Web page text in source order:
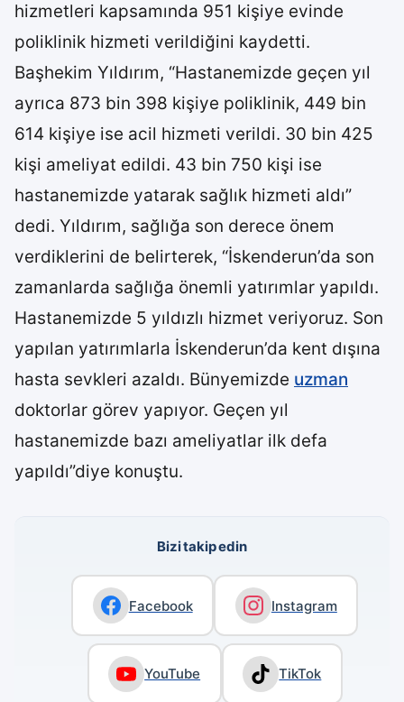
hizmetleri kapsamında 951 kişiye evinde
poliklinik hizmeti verildiğini kaydetti.
Başhekim Yıldırım, “Hastanemizde geçen yıl
ayrıca 873 bin 398 kişiye poliklinik, 449 bin
614 kişiye ise acil hizmeti verildi. 30 bin 425
kişi ameliyat edildi. 43 bin 750 kişi ise
hastanemizde yatarak sağlık hizmeti aldı”
dedi. Yıldırım, sağlığa son derece önem
verdiklerini de belirterek, “İskenderun’da son
zamanlarda sağlığa önemli yatırımlar yapıldı.
Hastanemizde 5 yıldızlı hizmet veriyoruz. Son
yapılan yatırımlarla İskenderun’da kent dışına
hasta sevkleri azaldı. Bünyemizde uzman
doktorlar görev yapıyor. Geçen yıl
hastanemizde bazı ameliyatlar ilk defa
yapıldı”diye konuştu.
Bizi takip edin
Facebook Instagram
YouTube TikTok